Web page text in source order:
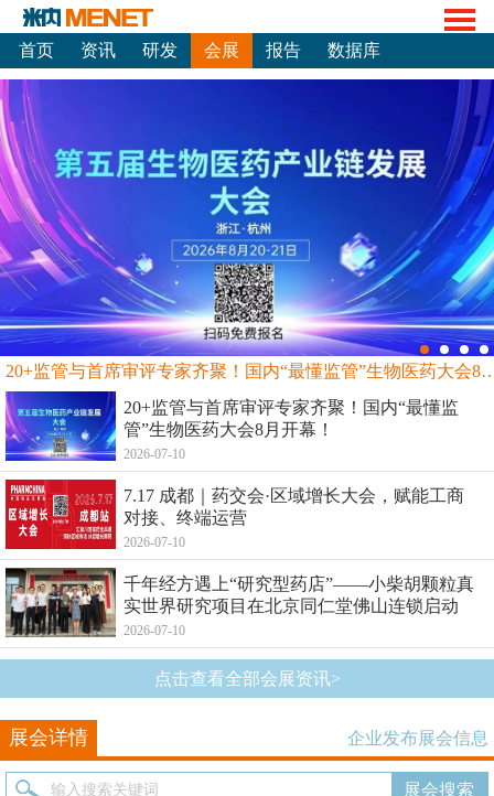
首页 资讯 研发 会展 报告 数据库
20+监管与首席审评专家齐聚！国内“最
20+监管与首席审评专家齐聚！国内“最懂监
管”生物医药大会8月开幕！
2026-07-10
7.17 成都｜药交会·区域增长大会，赋能工商
对接、终端运营
2026-07-10
千年经方遇上“研究型药店”——小柴胡颗粒真
实世界研究项目在北京同仁堂佛山连锁启动
2026-07-10
点击查看全部会展资讯>
展会详情 企业发布展会信息